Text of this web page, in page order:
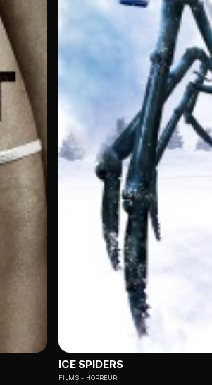
ICE SPIDERS
FILMS HORREUR